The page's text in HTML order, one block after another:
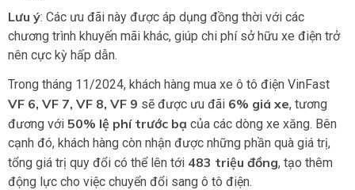
Lưu ý: Các ưu đãi này được áp dụng đồng thời với các
chương trình khuyến mãi khác, giúp chi phí sở hữu xe điện trở
nên cực kỳ hấp dẫn.
Trong tháng 11/2024, khách hàng mua xe ô tô điện VinFast
VF 6, VF 7, VF 8, VF 9 sẽ được ưu đãi 6% giá xe, tương
đương với 50% lệ phí trước bạ của các dòng xe xăng. Bên
cạnh đó, khách hàng còn nhận được những phần quà giá trị,
tổng giá trị quy đổi có thể lên tới 483 triệu đồng, tạo thêm
động lực cho việc chuyển đổi sang ô tô điện.